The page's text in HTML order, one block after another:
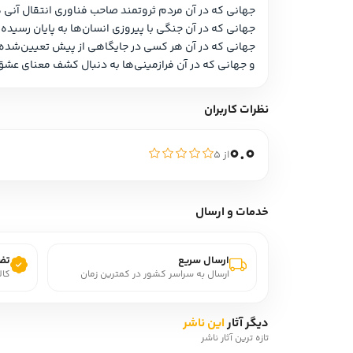
جهانی که در آن مردم ثروتمند صاحب فناوری انتقال آنی هستند و خود را با
جهانی که در آن جنگی با پیروزی انسان‌ها به پایان رسیده، ولی نه به شکلی که همگان تصور می‌کنند…
جهانی که در آن هر کسی در جایگاهی از پیش تعیین‌شده زندگی می‌کند و مردی توانایی نابود کردن این شیوۀ زندگی و کل آن جهان را در دست دارد…
و جهانی که در آن فرازمینی‌ها به دنبال کشف معنای عشق روی زمین می‌گردند.
نظرات کاربران
0.0از ۵
خدمات و ارسال
ارسال سریع
ارسال به سراسر کشور در کمترین زمان
دیگر آثاراین ناشر
تازه ترین آثار ناشر